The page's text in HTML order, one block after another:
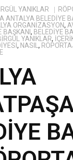
YANIKLAR
ANTALYA BELEDIYE
ORGANIZASYON,
BAŞKANI , BELEDIYE
YANIKLAR,
, NASIL ,